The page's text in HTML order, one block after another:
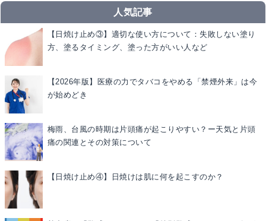
人気記事
【日焼け止め③】適切な使い方について：失敗しない塗り
方、塗るタイミング、塗った方がいい人など
【2026年版】医療の力でタバコをやめる「禁煙外来」は今
が始めどき
梅雨、台風の時期は片頭痛が起こりやすい？ー天気と片頭
痛の関連とその対策について
【日焼け止め④】日焼けは肌に何を起こすのか？